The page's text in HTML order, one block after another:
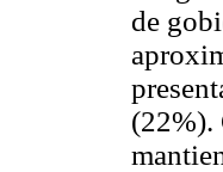
de
(22%).